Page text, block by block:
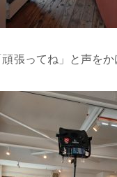
張ってね」と声を